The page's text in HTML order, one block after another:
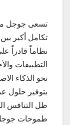
تسعى جوجل
تكامل أكبر
نظاماً قادراً
التطبيقات
نحو الذكاء
بتوفير حلول
طموحات جوجل